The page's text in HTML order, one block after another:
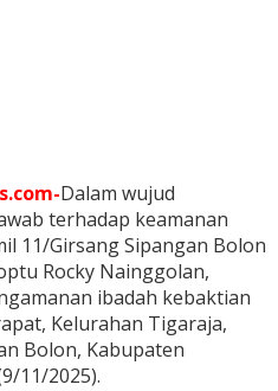
Dalam wujud
terhadap keamanan
11/Girsang Sipangan Bolon
Rocky Nainggolan,
ibadah kebaktian
Kelurahan Tigaraja,
Bolon, Kabupaten
11/2025).